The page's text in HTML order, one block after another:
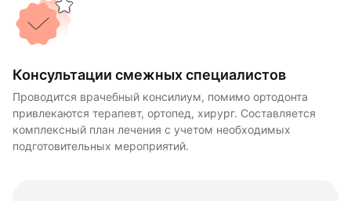
Консультации смежных специалистов
Проводится врачебный консилиум, помимо ортодонта
привлекаются терапевт, ортопед, хирург. Составляется
комплексный план лечения с учетом необходимых
подготовительных мероприятий.